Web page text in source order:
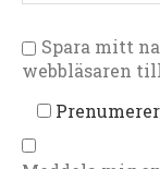
Spara mitt
webbläsaren